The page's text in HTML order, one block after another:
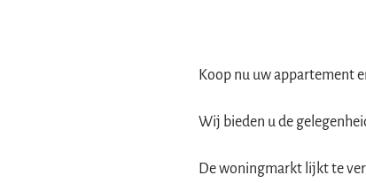
Koop nu uw appartement
Wij bieden u de
De woningmarkt lijkt te